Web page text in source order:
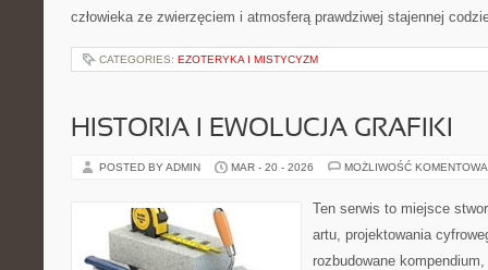
człowieka ze zwierzęciem i atmosferą prawdziwej stajennej
CATEGORIES: EZOTERYKA I MISTYCYZM
HISTORIA I EWOLUCJA GRAFIKI
POSTED BY ADMIN MAR - 20 - 2026 MOŻLIWOŚĆ
Ten serwis to miejsce
artu, projektowania
rozbudowane